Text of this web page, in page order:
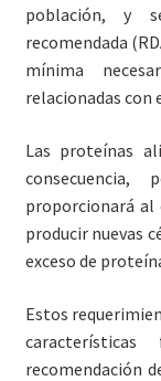
población, y
recomendada
mínima
relacionadas con
Las proteínas
proporcionará al
producir nuevas
exceso de
Estos
recomendación